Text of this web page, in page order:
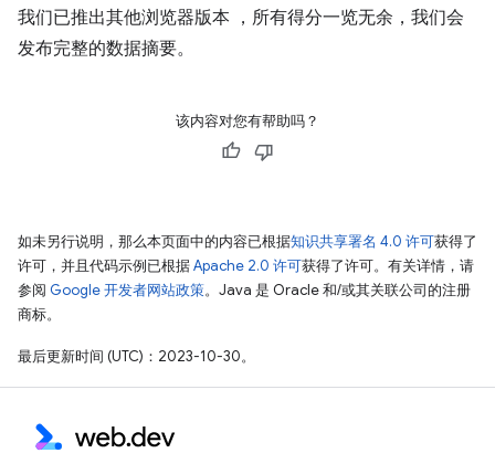
我们已推出其他浏览器版本 ，所有得分一览无余，我们会
发布完整的数据摘要。
该内容对您有帮助吗？
如未另行说明，那么本页面中的内容已根据知识共享署名 4.0 许可获得了
许可，并且代码示例已根据Apache 2.0 许可获得了许可。有关详情，请
参阅 Google 开发者网站政策。Java 是 Oracle 和/或其关联公司的注册
商标。
最后更新时间 (UTC)：2023-10-30。